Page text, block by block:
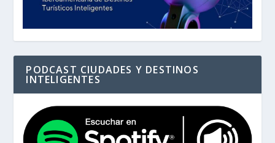
PODCAST CIUDADES Y DESTINOS
INTELIGENTES